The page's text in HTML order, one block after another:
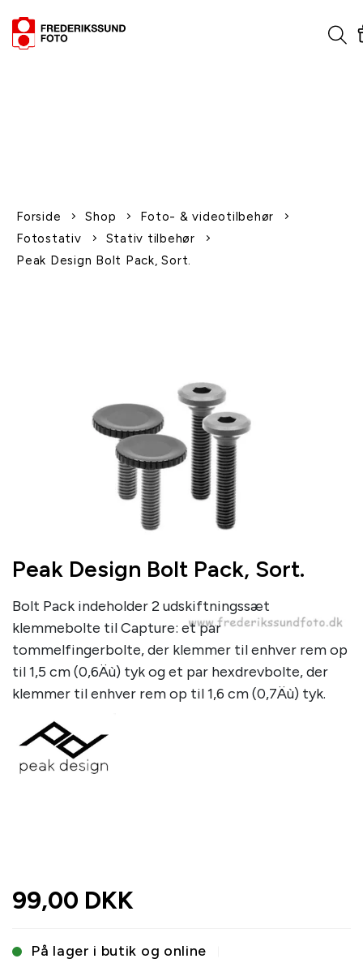
Forside Shop
Foto- & videotilbehør
Fotostativ
Stativ tilbehør
Peak Design Bolt Pack, Sort.
Peak Design Bolt Pack, Sort.
Bolt Pack indeholder 2 udskiftningssæt
klemmebolte til Capture: et par
tommelfingerbolte, der klemmer til enhver rem op
til 1,5 cm (0,6Äù) tyk og et par hexdrevbolte, der
klemmer til enhver rem op til 1,6 cm (0,7Äù) tyk.
99,00 DKK
På lager i butik og online